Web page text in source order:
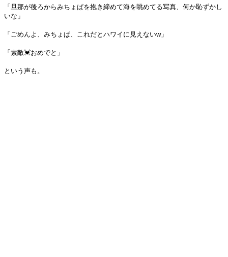
「旦那が後ろからみちょぱを抱き締めて海を眺めてる写真、何か恥ずかし
いな」
「ごめんよ、みちょぱ、これだとハワイに見えないw」
「素敵💓おめでと」
という声も。